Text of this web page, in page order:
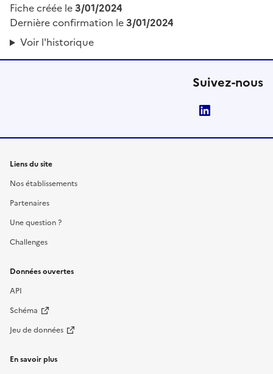
Fiche créée le3/01/2024
Dernière confirmation le3/01/2024
Voir l'historique
Suivez-nous
Liens du site
Nos établissements
Partenaires
Une question ?
Challenges
Données ouvertes
API
Schéma
Jeu de données
En savoir plus